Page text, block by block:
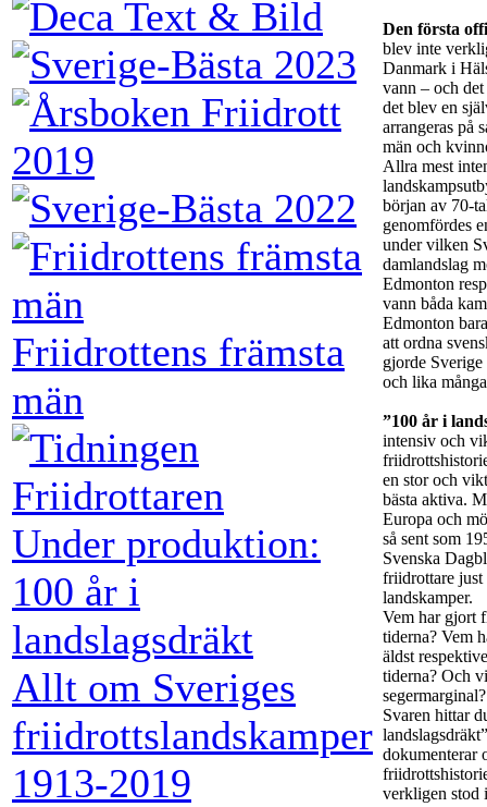
Friidrottens främsta
män
Under produktion:
100 år i
landslagsdräkt
Allt om Sveriges
friidrottslandskamper
1913-2019
Den första
blev inte
Danmark i
vann – och
det blev en
arrangeras på
män och
Allra mest
början av 70-
genomfördes
under vilken
damlandslag
Edmonton
vann båda
Edmonton
att ordna
gjorde
och lika
”100 år i
intensiv och
en stor och
bästa aktiva.
Europa och
så sent som
Svenska
friidrottare just
landskamper.
Vem har gjort
tiderna? Vem
äldst
tiderna? Och
segermarginal?
Svaren hittar
dokumenterar
verkligen stod